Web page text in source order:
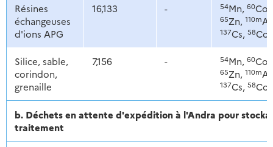
Résines
échangeuses
d'ions APG
16,133 - 54Mn, 60Co,
65Zn, 110m
137Cs, 58Co
Silice, sable,
corindon,
grenaille
7,156 - 54Mn, 60Co,
65Zn, 110m
137Cs, 58Co
b. Déchets en attente d'expédition à l'Andra pour
traitement